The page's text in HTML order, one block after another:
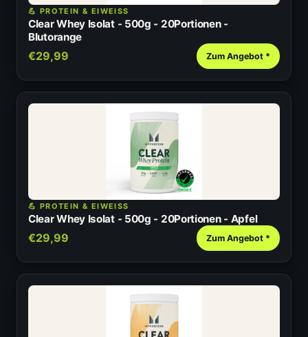
💪 PROTEIN & EIWEISS
Clear Whey Isolat - 500g - 20Portionen -
Blutorange
€29,99 Zum Angebot *
💪 PROTEIN & EIWEISS
Clear Whey Isolat - 500g - 20Portionen - Apfel
€29,99 Zum Angebot *